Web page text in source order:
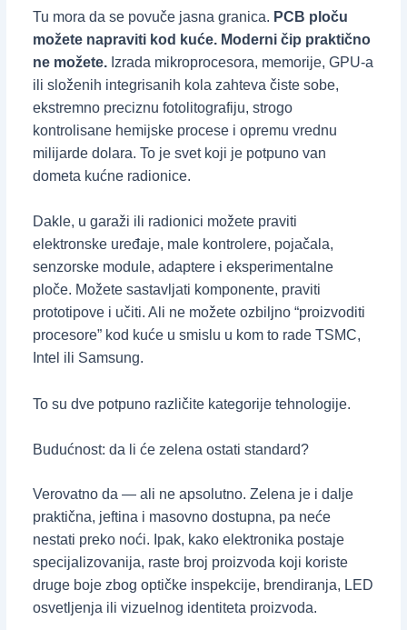
Tu mora da se povuče jasna granica. PCB ploču
možete napraviti kod kuće. Moderni čip praktično
ne možete.Izrada mikroprocesora, memorije, GPU-a
ili složenih integrisanih kola zahteva čiste sobe,
ekstremno preciznu fotolitografiju, strogo
kontrolisane hemijske procese i opremu vrednu
milijarde dolara. To je svet koji je potpuno van
dometa kućne radionice.
Dakle, u garaži ili radionici možete praviti
elektronske uređaje, male kontrolere, pojačala,
senzorske module, adaptere i eksperimentalne
ploče. Možete sastavljati komponente, praviti
prototipove i učiti. Ali ne možete ozbiljno “proizvoditi
procesore” kod kuće u smislu u kom to rade TSMC,
Intel ili Samsung.
To su dve potpuno različite kategorije tehnologije.
Budućnost: da li će zelena ostati standard?
Verovatno da — ali ne apsolutno. Zelena je i dalje
praktična, jeftina i masovno dostupna, pa neće
nestati preko noći. Ipak, kako elektronika postaje
specijalizovanija, raste broj proizvoda koji koriste
druge boje zbog optičke inspekcije, brendiranja, LED
osvetljenja ili vizuelnog identiteta proizvoda.